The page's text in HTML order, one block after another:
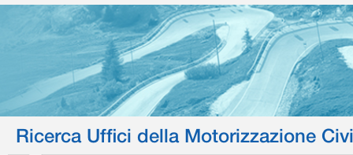
Ricerca Uffici della Motorizzazione